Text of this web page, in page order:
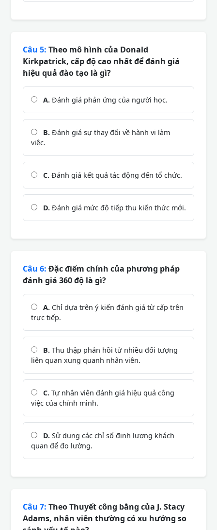
Câu 5: Theo mô hình của Donald
Kirkpatrick, cấp độ cao nhất để đánh giá
hiệu quả đào tạo là gì?
A. Đánh giá phản ứng của người học.
B. Đánh giá sự thay đổi về hành vi làm
việc.
C. Đánh giá kết quả tác động đến tổ chức.
D. Đánh giá mức độ tiếp thu kiến thức mới.
Câu 6: Đặc điểm chính của phương pháp
đánh giá 360 độ là gì?
A. Chỉ dựa trên ý kiến đánh giá từ cấp trên
trực tiếp.
B. Thu thập phản hồi từ nhiều đối tượng
liên quan xung quanh nhân viên.
C. Tự nhân viên đánh giá hiệu quả công
việc của chính mình.
D. Sử dụng các chỉ số định lượng khách
quan để đo lường.
Câu 7: Theo Thuyết công bằng của J. Stacy
Adams, nhân viên thường có xu hướng so